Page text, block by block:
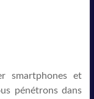
smartphones et
pénétrons dans